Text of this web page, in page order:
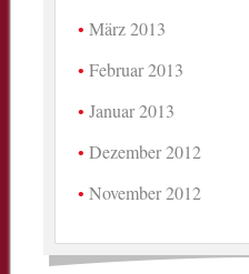
März 2013
Februar 2013
Januar 2013
Dezember 2012
November 2012